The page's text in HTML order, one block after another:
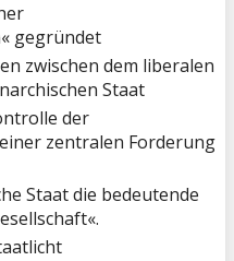
gegründet
zwischen dem liberalen
Staat
der
zentralen Forderung
Staat die bedeutende